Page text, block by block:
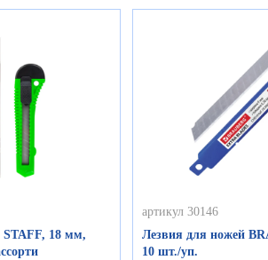
18 мм,
артикул 30146
Лезвия для ножей
10 шт./уп.